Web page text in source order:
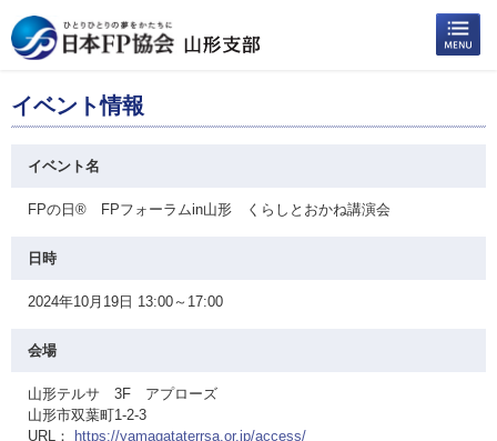
イベント情報
イベント名
FPの日® FPフォーラムin山形 くらしとおかね講演会
日時
2024年10月19日 13:00～17:00
会場
山形テルサ 3F アプローズ
山形市双葉町1-2-3
URL：
https://yamagataterrsa.or.jp/access/